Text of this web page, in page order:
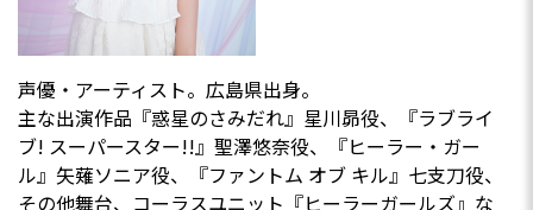
声優・アーティスト。広島県出身。
主な出演作品『惑星のさみだれ』星川昴役、『ラブライ
ブ! スーパースター!!』聖澤悠奈役、『ヒーラー・ガー
ル』矢薙ソニア役、『ファントム オブ キル』七支刀役、
その他舞台、コーラスユニット『ヒーラーガールズ』な